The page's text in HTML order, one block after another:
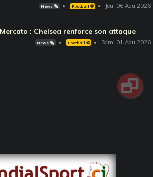
News 🗞️ Football ⚽️ Jeu, 06 Aou 2026
Mercato : Chelsea renforce son attaque
News 🗞️ Football ⚽️ Sam, 01 Aou 2026